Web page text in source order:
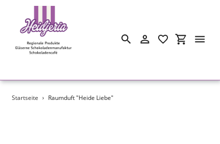
Direkt
SuchenEinloggen
Startseite › Raumduft "Heide Liebe"